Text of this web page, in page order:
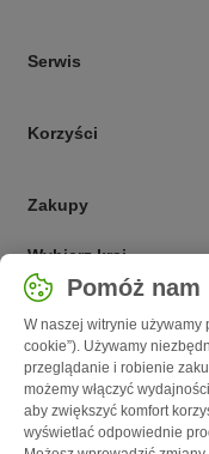
Serwis
Korzyści
Zakupy
Wybierz kraj
Polska / PL
Follow zooplus
Pomóż
W naszej witrynie używamy
cookie”). Używamy
przeglądanie i robienie
możemy włączyć
aby zwiększyć komfort
wyświetlać odpowiednie